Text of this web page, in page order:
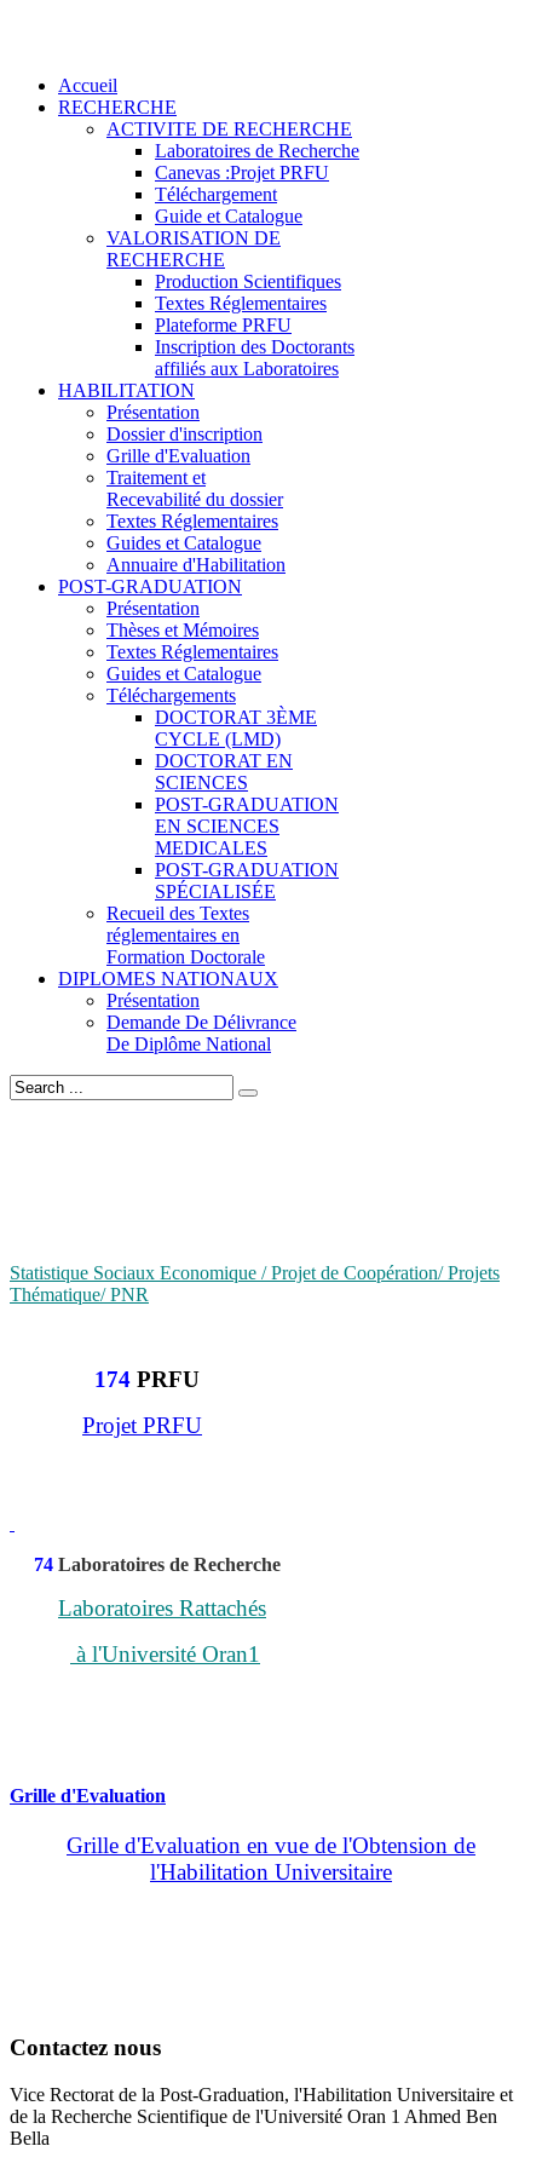
Accueil
RECHERCHE
ACTIVITE DE RECHERCHE
Laboratoires de Recherche
Canevas :Projet PRFU
Téléchargement
Guide et Catalogue
VALORISATION DE
RECHERCHE
Production Scientifiques
Textes Réglementaires
Plateforme PRFU
Inscription des Doctorants
affiliés aux Laboratoires
HABILITATION
Présentation
Dossier d'inscription
Grille d'Evaluation
Traitement et
Recevabilité du dossier
Textes Réglementaires
Guides et Catalogue
Annuaire d'Habilitation
POST-GRADUATION
Présentation
Thèses et Mémoires
Textes Réglementaires
Guides et Catalogue
Téléchargements
DOCTORAT 3ÈME
CYCLE (LMD)
DOCTORAT EN
SCIENCES
POST-GRADUATION
EN SCIENCES
MEDICALES
POST-GRADUATION
SPÉCIALISÉE
Recueil des Textes
réglementaires en
Formation Doctorale
DIPLOMES NATIONAUX
Présentation
Demande De Délivrance
De Diplôme National
Statistique Sociaux Economique / Projet de Coopération/ Projets
Thématique/ PNR
174 PRFU
Projet PRFU
74 Laboratoires de Recherche
Laboratoires Rattachés
à l'Université Oran1
Grille d'Evaluation
Grille d'Evaluation en vue de l'Obtension de
l'Habilitation Universitaire
Contactez nous
Vice Rectorat de la Post-Graduation, l'Habilitation Universitaire et
de la Recherche Scientifique de l'Université Oran 1 Ahmed Ben
Bella